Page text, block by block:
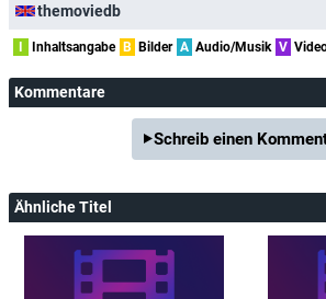
themoviedb
I Inhaltsangabe B Bilder A Audio/Musik V
Kommentare
Schreib einen
Ähnliche Titel